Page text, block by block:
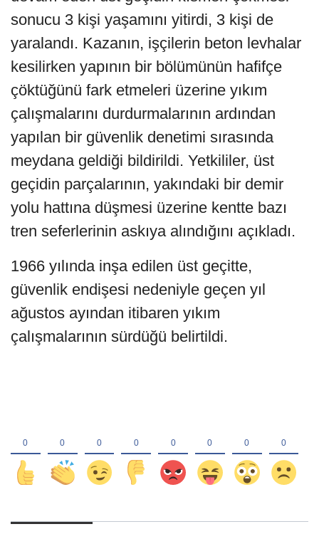
sonucu 3 kişi yaşamını yitirdi, 3 kişi de
yaralandı. Kazanın, işçilerin beton levhalar
kesilirken yapının bir bölümünün hafifçe
çöktüğünü fark etmeleri üzerine yıkım
çalışmalarını durdurmalarının ardından
yapılan bir güvenlik denetimi sırasında
meydana geldiği bildirildi. Yetkililer, üst
geçidin parçalarının, yakındaki bir demir
yolu hattına düşmesi üzerine kentte bazı
tren seferlerinin askıya alındığını açıkladı.
1966 yılında inşa edilen üst geçitte,
güvenlik endişesi nedeniyle geçen yıl
ağustos ayından itibaren yıkım
çalışmalarının sürdüğü belirtildi.